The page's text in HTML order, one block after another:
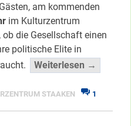
am kommenden
im Kulturzentrum
die Gesellschaft einen
politische Elite in
Weiterlesen →
STAAKEN
1